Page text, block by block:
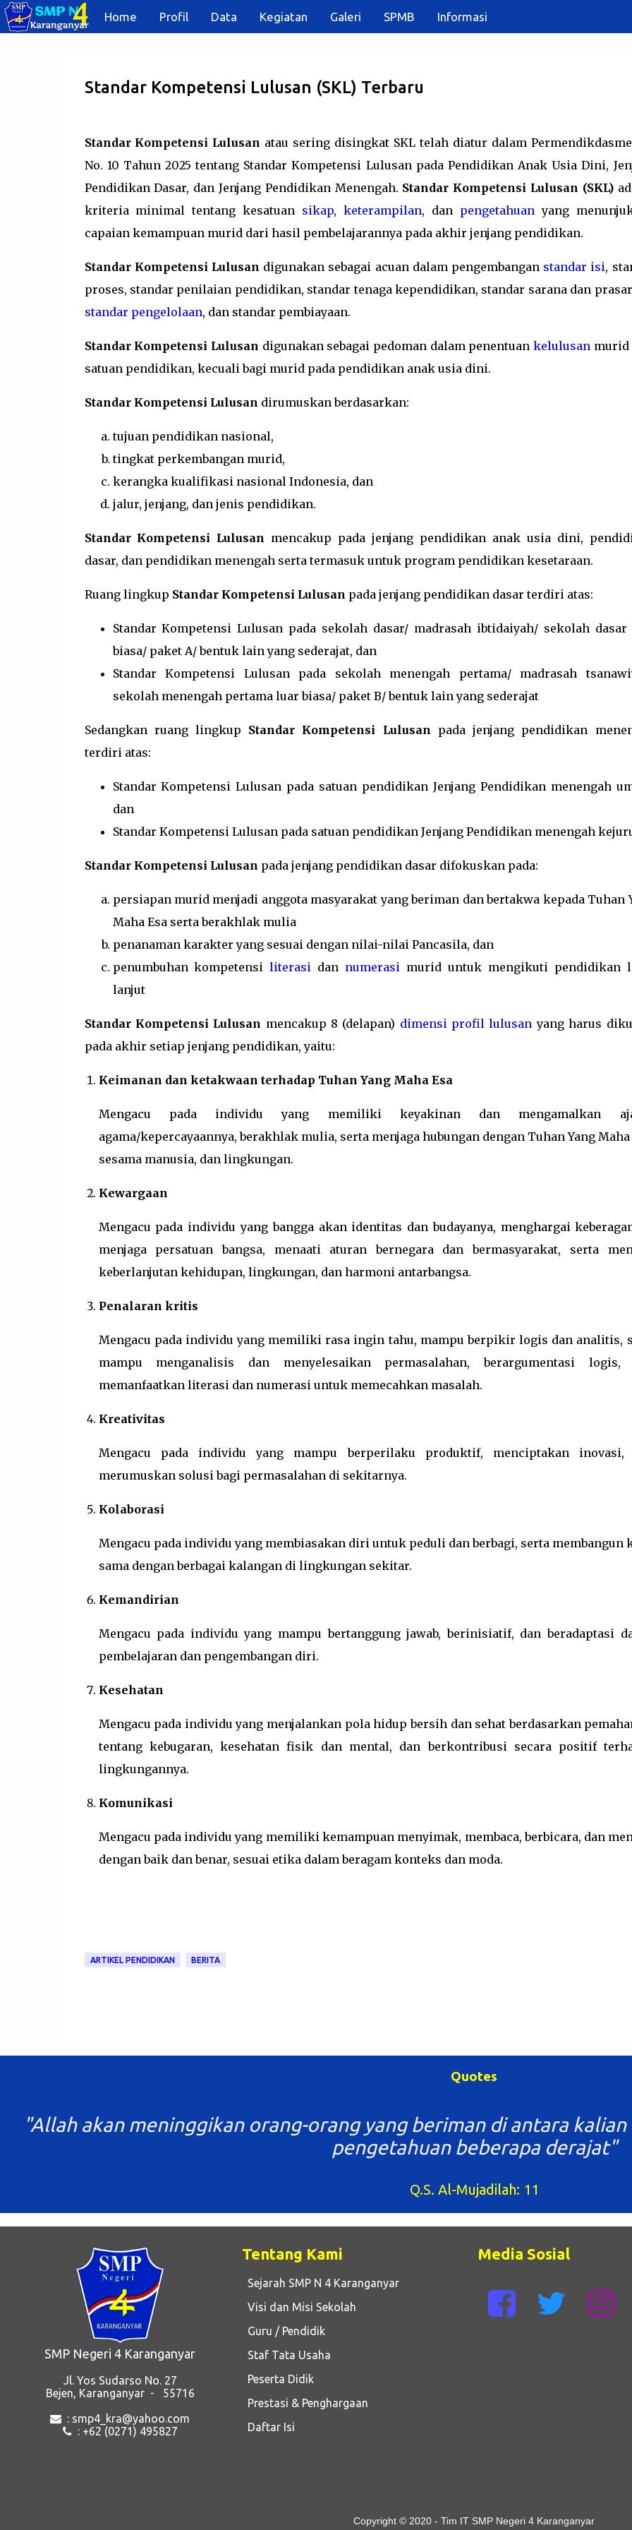
Home Profil Data Kegiatan Galeri SPMB Informasi
Langsung ke konten utama
Standar Kompetensi Lulusan (SKL) Terbaru
Standar Kompetensi Lulusan atau sering disingkat SKL telah diatur dalam
No. 10 Tahun 2025 tentang Standar Kompetensi Lulusan pada Pendidikan Anak Usia Dini,
Pendidikan Dasar, dan Jenjang Pendidikan Menengah. Standar Kompetensi Lulusan (SKL)
kriteria minimal tentang kesatuan sikap, keterampilan, dan pengetahuanyang
capaian kemampuan murid dari hasil pembelajarannya pada akhir jenjang pendidikan.
Standar Kompetensi Lulusan digunakan sebagai acuan dalam pengembangan standar isi,
proses, standar penilaian pendidikan, standar tenaga kependidikan, standar sarana dan
standar pengelolaan, dan standar pembiayaan.
Standar Kompetensi Lulusan digunakan sebagai pedoman dalam penentuankelulusan murid
satuan pendidikan, kecuali bagi murid pada pendidikan anak usia dini.
Standar Kompetensi Lulusan dirumuskan berdasarkan:
tujuan pendidikan nasional,
tingkat perkembangan murid,
kerangka kualifikasi nasional Indonesia, dan
jalur, jenjang, dan jenis pendidikan.
Standar Kompetensi Lulusan mencakup pada jenjang pendidikan anak usia dini,
dasar, dan pendidikan menengah serta termasuk untuk program pendidikan kesetaraan.
Ruang lingkup Standar Kompetensi Lulusan pada jenjang pendidikan dasar terdiri atas:
Standar Kompetensi Lulusan pada sekolah dasar/ madrasah ibtidaiyah/ sekolah dasar
biasa/ paket A/ bentuk lain yang sederajat, dan
Standar Kompetensi Lulusan pada sekolah menengah pertama/ madrasah
sekolah menengah pertama luar biasa/ paket B/ bentuk lain yang sederajat
Sedangkan ruang lingkup Standar Kompetensi Lulusan pada jenjang pendidikan
terdiri atas:
Standar Kompetensi Lulusan pada satuan pendidikan Jenjang Pendidikan menengah
dan
Standar Kompetensi Lulusan pada satuan pendidikan Jenjang Pendidikan menengah
Standar Kompetensi Lulusan pada jenjang pendidikan dasar difokuskan pada:
persiapan murid menjadi anggota masyarakat yang beriman dan bertakwa kepada Tuhan
Maha Esa serta berakhlak mulia
penanaman karakter yang sesuai dengan nilai-nilai Pancasila, dan
penumbuhan kompetensiliterasi dan numerasi murid untuk mengikuti pendidikan
lanjut
Standar Kompetensi Lulusan mencakup 8 (delapan) dimensi profil lulusan yang harus
pada akhir setiap jenjang pendidikan, yaitu:
Keimanan dan ketakwaan terhadap Tuhan Yang Maha Esa
Mengacu pada individu yang memiliki keyakinan dan mengamalkan
agama/kepercayaannya, berakhlak mulia, serta menjaga hubungan dengan Tuhan Yang Maha
sesama manusia, dan lingkungan.
Kewargaan
Mengacu pada individu yang bangga akan identitas dan budayanya, menghargai
menjaga persatuan bangsa, menaati aturan bernegara dan bermasyarakat, serta
keberlanjutan kehidupan, lingkungan, dan harmoni antarbangsa.
Penalaran kritis
Mengacu pada individu yang memiliki rasa ingin tahu, mampu berpikir logis dan analitis,
mampu menganalisis dan menyelesaikan permasalahan, berargumentasi logis,
memanfaatkan literasi dan numerasi untuk memecahkan masalah.
Kreativitas
Mengacu pada individu yang mampu berperilaku produktif, menciptakan inovasi,
merumuskan solusi bagi permasalahan di sekitarnya.
Kolaborasi
Mengacu pada individu yang membiasakan diri untuk peduli dan berbagi, serta membangun
sama dengan berbagai kalangan di lingkungan sekitar.
Kemandirian
Mengacu pada individu yang mampu bertanggung jawab, berinisiatif, dan beradaptasi
pembelajaran dan pengembangan diri.
Kesehatan
Mengacu pada individu yang menjalankan pola hidup bersih dan sehat berdasarkan
tentang kebugaran, kesehatan fisik dan mental, dan berkontribusi secara positif
lingkungannya.
Komunikasi
Mengacu pada individu yang memiliki kemampuan menyimak, membaca, berbicara, dan
dengan baik dan benar, sesuai etika dalam beragam konteks dan moda.
ARTIKEL PENDIDIKAN BERITA
Quotes
"Allah akan meninggikan orang-orang yang beriman di antara
pengetahuan beberapa derajat"
Q.S. Al-Mujadilah: 11
SMP Negeri 4 Karanganyar
Jl. Yos Sudarso No. 27
Bejen, Karanganyar - 55716
: smp4_kra@yahoo.com
: +62 (0271) 495827
Tentang Kami
Sejarah SMP N 4 Karanganyar
Visi dan Misi Sekolah
Guru / Pendidik
Staf Tata Usaha
Peserta Didik
Prestasi & Penghargaan
Daftar Isi
Media Sosial
Copyright © 2020 - Tim IT SMP Negeri 4 Karanganyar